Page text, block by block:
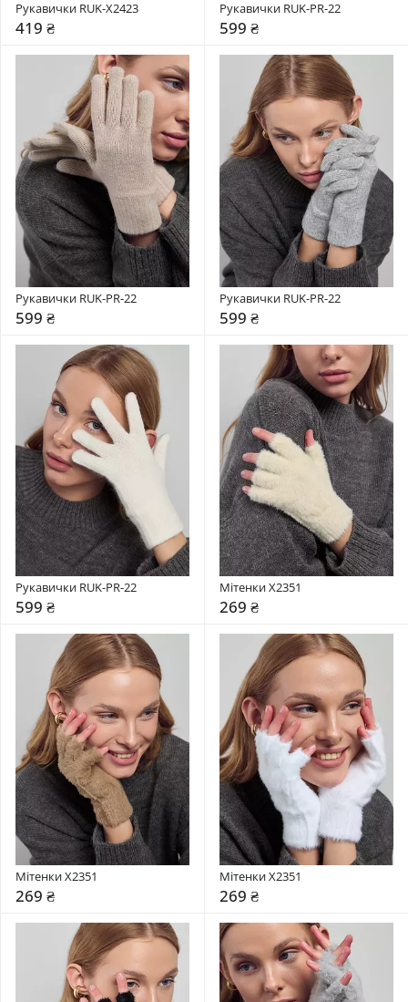
Рукавички RUK-X2423
419 ₴
Рукавички RUK-PR-22
599 ₴
Рукавички RUK-PR-22
599 ₴
Рукавички RUK-PR-22
599 ₴
Рукавички RUK-PR-22
599 ₴
Мітенки X2351
269 ₴
Мітенки X2351
269 ₴
Мітенки X2351
269 ₴